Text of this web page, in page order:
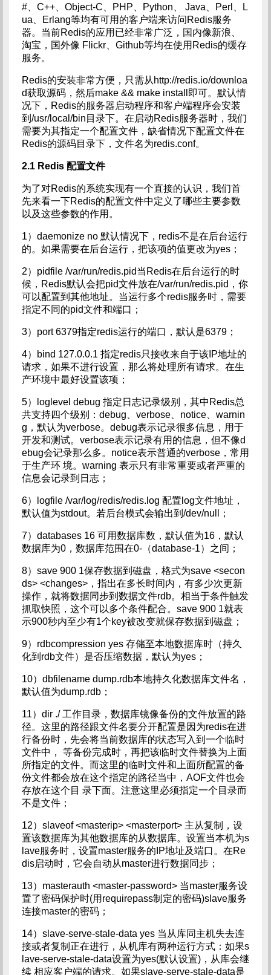
#、C++、Object-C、PHP、Python、 Java、Perl、L
ua、Erlang等均有可用的客户端来访问Redis服务
器。当前Redis的应用已经非常广泛，国内像新浪、
淘宝，国外像 Flickr、Github等均在使用Redis的缓存
服务。
Redis的安装非常方便，只需从http://redis.io/downloa
d获取源码，然后make && make install即可。默认情
况下，Redis的服务器启动程序和客户端程序会安装
到/usr/local/bin目录下。在启动Redis服务器时，我们
需要为其指定一个配置文件，缺省情况下配置文件在
Redis的源码目录下，文件名为redis.conf。
2.1 Redis 配置文件
为了对Redis的系统实现有一个直接的认识，我们首
先来看一下Redis的配置文件中定义了哪些主要参数
以及这些参数的作用。
1）daemonize no 默认情况下，redis不是在后台运行
的。如果需要在后台运行，把该项的值更改为yes；
2）pidfile /var/run/redis.pid当Redis在后台运行的时
候，Redis默认会把pid文件放在/var/run/redis.pid，你
可以配置到其他地址。当运行多个redis服务时，需要
指定不同的pid文件和端口；
3）port 6379指定redis运行的端口，默认是6379；
4）bind 127.0.0.1 指定redis只接收来自于该IP地址的
请求，如果不进行设置，那么将处理所有请求。在生
产环境中最好设置该项；
5）loglevel debug 指定日志记录级别，其中Redis总
共支持四个级别：debug、verbose、notice、warnin
g，默认为verbose。debug表示记录很多信息，用于
开发和测试。verbose表示记录有用的信息，但不像d
ebug会记录那么多。notice表示普通的verbose，常用
于生产环 境。warning 表示只有非常重要或者严重的
信息会记录到日志；
6）logfile /var/log/redis/redis.log 配置log文件地址，
默认值为stdout。若后台模式会输出到/dev/null；
7）databases 16 可用数据库数，默认值为16，默认
数据库为0，数据库范围在0-（database-1）之间；
8）save 900 1保存数据到磁盘，格式为save <secon
ds> <changes>，指出在多长时间内，有多少次更新
操作，就将数据同步到数据文件rdb。相当于条件触发
抓取快照，这个可以多个条件配合。save 900 1就表
示900秒内至少有1个key被改变就保存数据到磁盘；
9）rdbcompression yes 存储至本地数据库时（持久
化到rdb文件）是否压缩数据，默认为yes；
10）dbfilename dump.rdb本地持久化数据库文件名，
默认值为dump.rdb；
11）dir ./ 工作目录，数据库镜像备份的文件放置的路
径。这里的路径跟文件名要分开配置是因为redis在进
行备份时，先会将当前数据库的状态写入到一个临时
文件中， 等备份完成时，再把该临时文件替换为上面
所指定的文件。而这里的临时文件和上面所配置的备
份文件都会放在这个指定的路径当中，AOF文件也会
存放在这个目 录下面。注意这里必须指定一个目录而
不是文件；
12）slaveof <masterip> <masterport> 主从复制，设
置该数据库为其他数据库的从数据库。设置当本机为s
lave服务时，设置master服务的IP地址及端口。在Re
dis启动时，它会自动从master进行数据同步；
13）masterauth <master-password> 当master服务设
置了密码保护时(用requirepass制定的密码)slave服务
连接master的密码；
14）slave-serve-stale-data yes 当从库同主机失去连
接或者复制正在进行，从机库有两种运行方式：如果s
lave-serve-stale-data设置为yes(默认设置)，从库会继
续 相应客户端的请求。如果slave-serve-stale-data是